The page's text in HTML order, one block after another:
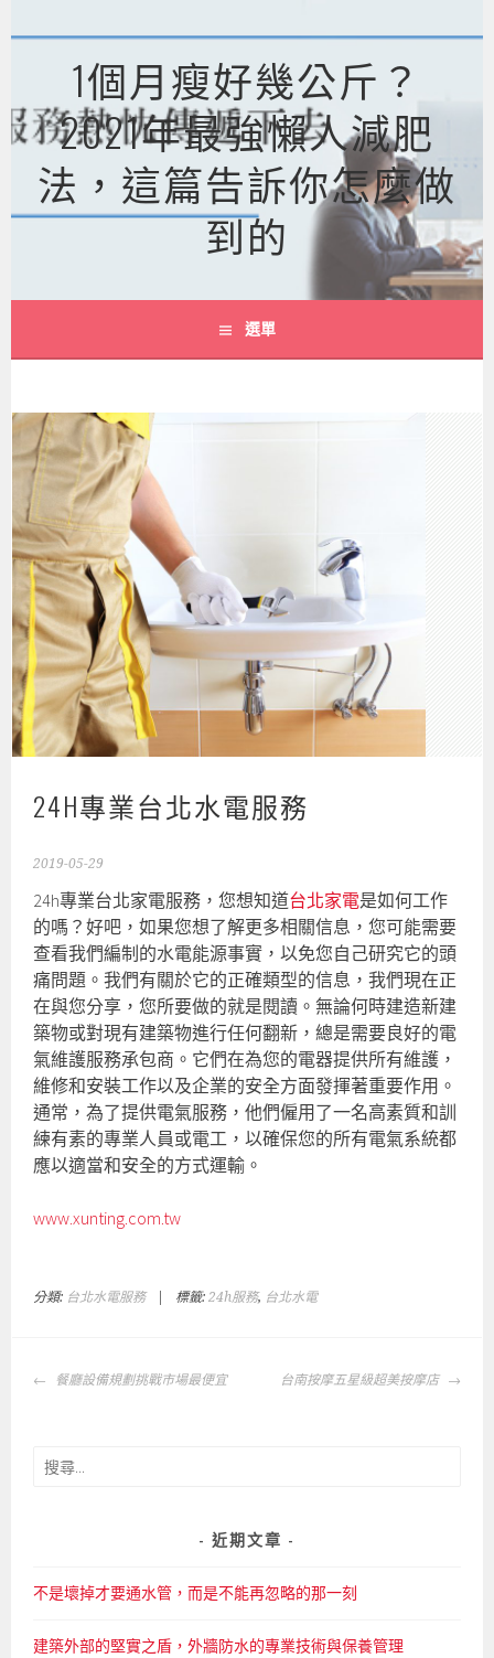
至
內
容
1個月瘦好幾公斤？
2021年最強懶人減肥
法，這篇告訴你怎麼做
到的
選單
24H專業台北水電服務
2019-05-29
24h專業台北家電服務，您想知道台北家電是如何工作
的嗎？好吧，如果您想了解更多相關信息，您可能需要
查看我們編制的水電能源事實，以免您自己研究它的頭
痛問題。我們有關於它的正確類型的信息，我們現在正
在與您分享，您所要做的就是閱讀。無論何時建造新建
築物或對現有建築物進行任何翻新，總是需要良好的電
氣維護服務承包商。它們在為您的電器提供所有維護，
維修和安裝工作以及企業的安全方面發揮著重要作用。
通常，為了提供電氣服務，他們僱用了一名高素質和訓
練有素的專業人員或電工，以確保您的所有電氣系統都
應以適當和安全的方式運輸。
www.xunting.com.tw
分類: 台北水電服務 標籤:24h服務, 台北水電
文
覽
餐廳設備規劃挑戰市場最便宜 台南按摩五星級超美按摩店
搜
近期文章
不是壞掉才要通水管，而是不能再忽略的那一刻
建築外部的堅實之盾，外牆防水的專業技術與保養管理